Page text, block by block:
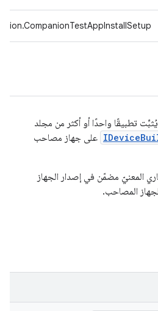
تطبيقًا واحدًا أو أكثر من مجلد
على جهاز مصاحب
المعنيّ مضمّن في إصدار الجهاز
المصاحب.